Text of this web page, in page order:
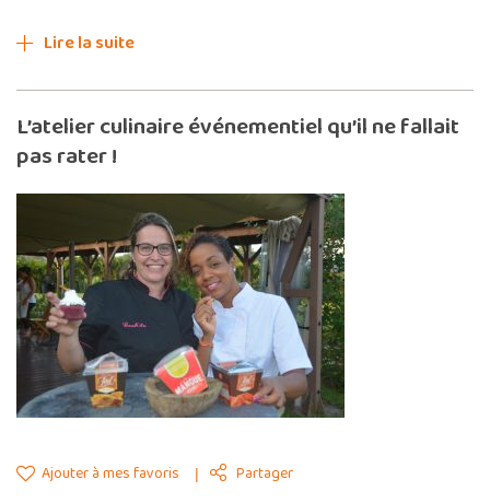
Lire la suite
L’atelier culinaire événementiel qu’il ne fallait
pas rater !
Ajouter à mes favoris Partager